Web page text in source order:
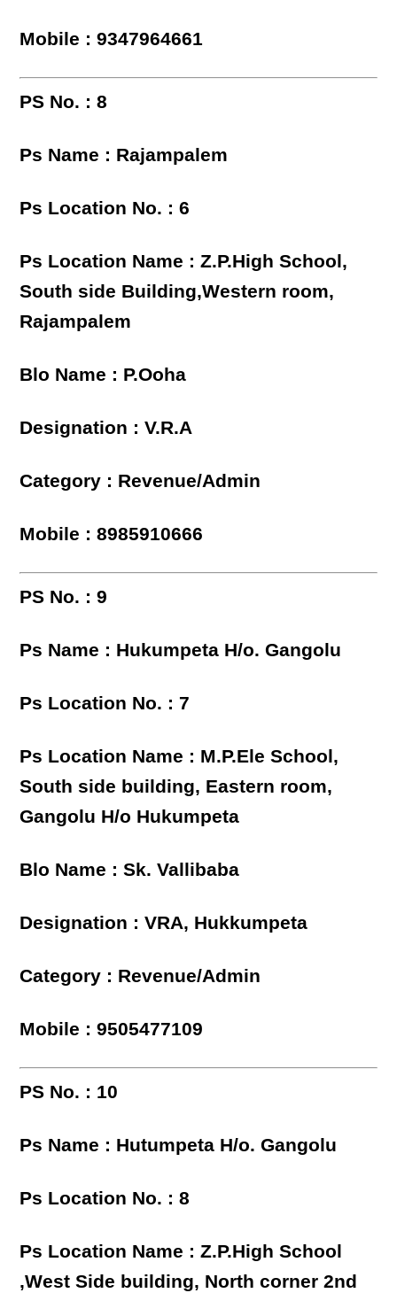
Mobile : 9347964661
PS No. : 8
Ps Name : Rajampalem
Ps Location No. : 6
Ps Location Name : Z.P.High School,
South side Building,Western room,
Rajampalem
Blo Name : P.Ooha
Designation : V.R.A
Category : Revenue/Admin
Mobile : 8985910666
PS No. : 9
Ps Name : Hukumpeta H/o. Gangolu
Ps Location No. : 7
Ps Location Name : M.P.Ele School,
South side building, Eastern room,
Gangolu H/o Hukumpeta
Blo Name : Sk. Vallibaba
Designation : VRA, Hukkumpeta
Category : Revenue/Admin
Mobile : 9505477109
PS No. : 10
Ps Name : Hutumpeta H/o. Gangolu
Ps Location No. : 8
Ps Location Name : Z.P.High School
,West Side building, North corner 2nd